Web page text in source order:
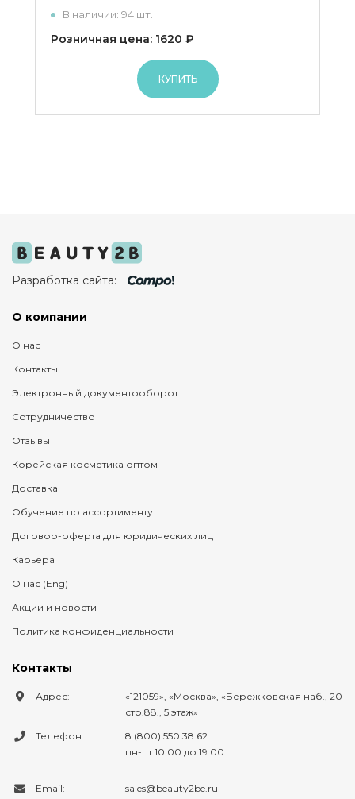
В наличии: 94 шт.
Розничная цена: 1620 ₽
КУПИТЬ
Разработка сайта:
О компании
О нас
Контакты
Электронный документооборот
Сотрудничество
Отзывы
Корейская косметика оптом
Доставка
Обучение по ассортименту
Договор-оферта для юридических лиц
Карьера
О нас (Eng)
Акции и новости
Политика конфиденциальности
Контакты
Адрес: 121059 Москва
Бережковская наб., 20
стр.88., 5 этаж
Телефон:
8 (800) 550 38 62
пн-пт 10:00 до 19:00
Email: sales@beauty2be.ru